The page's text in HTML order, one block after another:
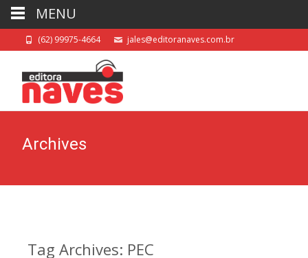
(62) 99975-4664 jales@editoranaves.com.br
Archives
Tag Archives: PEC
MENU